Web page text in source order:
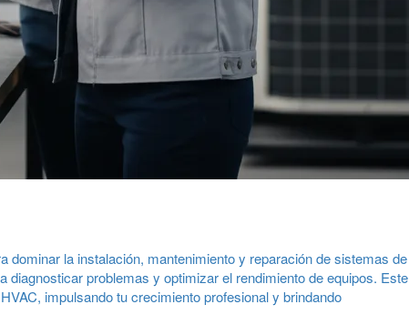
dominar la instalación, mantenimiento y reparación de sistemas de
problemas y optimizar el rendimiento de equipos. Este
impulsando tu crecimiento profesional y brindando